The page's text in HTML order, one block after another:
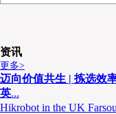
处理田间热或直接进冷库
与冷链仓库储存，同时也
全程冷链是农渔牧
资讯
更多>
迈向价值共生 | 拣选效
英...
Hikrobot in the UK